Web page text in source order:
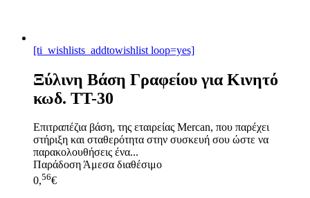
[ti_wishlists_addtowishlist loop=yes]
Ξύλινη Βάση Γραφείου για Κινητό
κωδ. TT-30
Επιτραπέζια βάση, της εταιρείας Mercan, που παρέχει
στήριξη και σταθερότητα στην συσκευή σου ώστε να
παρακολουθήσεις ένα...
ΠαράδοσηΆμεσα διαθέσιμο
0,56€